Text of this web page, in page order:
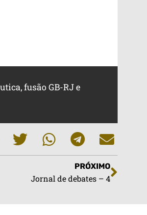
fusão GB-RJ e
PRÓXIMO
Jornal de debates – 4